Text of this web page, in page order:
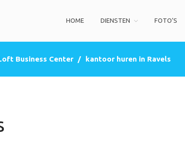
HOME DIENSTEN FOTO’S
Business Center / kantoor huren in Ravels